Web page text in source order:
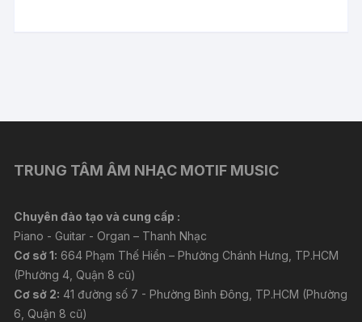
TRUNG TÂM ÂM NHẠC MOTIF MUSIC
Chuyên đào tạo và cung cấp :
Piano - Guitar - Organ – Thanh Nhạc
Cơ sở 1: 664 Phạm Thế Hiển – Phường Chánh Hưng, TP.HCM
(Phường 4, Quận 8 cũ)
Cơ sở 2: 41 đường số 7 - Phường Bình Đông, TP.HCM (Phường
6, Quận 8 cũ)